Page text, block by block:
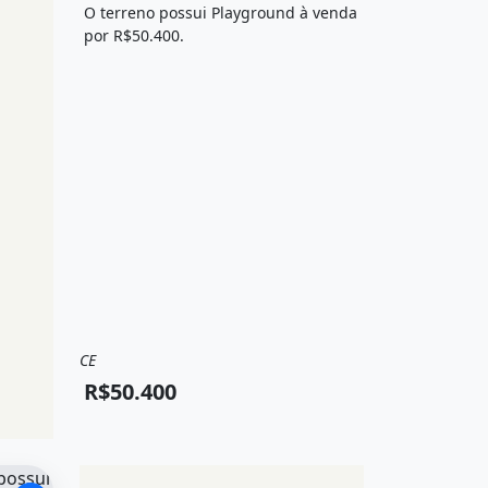
O terreno possui Playground à venda
por R$50.400.
Venda
CE
R$50.400